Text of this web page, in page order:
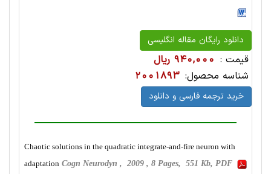
دانلود رایگان مقاله انگلیسی
قیمت : 940,000 ریال
شناسه محصول: 2001893
خرید ترجمه فارسی و دانلود
Chaotic solutions in the quadratic integrate-and-fire neuron with
adaptation Cogn Neurodyn , 2009 , 8 Pages, 551 Kb, PDF